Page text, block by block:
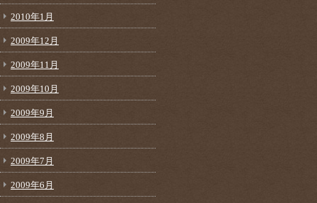
2010年1月
2009年12月
2009年11月
2009年10月
2009年9月
2009年8月
2009年7月
2009年6月